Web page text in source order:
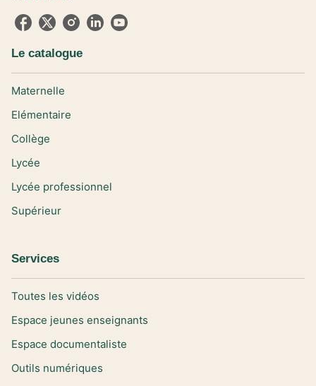
Le catalogue
Maternelle
Elémentaire
Collège
Lycée
Lycée professionnel
Supérieur
Services
Toutes les vidéos
Espace jeunes enseignants
Espace documentaliste
Outils numériques